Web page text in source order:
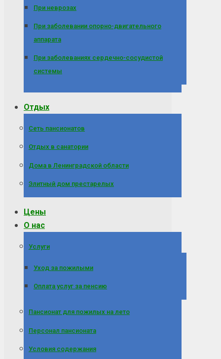
При неврозах
При заболевании опорно-двигательного
аппарата
При заболеваниях сердечно-сосудистой
системы
Отдых
Сеть пансионатов
Отдых в санатории
Дома в Ленинградской области
Элитный дом престарелых
Цены
О нас
Услуги
Уход за пожилыми
Оплата услуг за пенсию
Пансионат для пожилых на лето
Персонал пансионата
Условия содержания